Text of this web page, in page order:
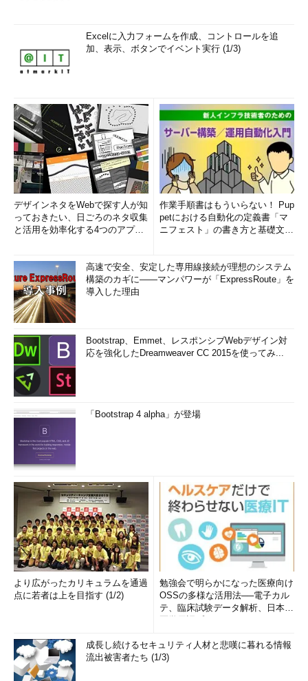
Excelに入力フォームを作成、コントロールを追
加、表示、ボタンでイベント実行 (1/3)
デザインネタをWebで探す人が知
っておきたい、日ごろのネタ収集
と活用を効率化する4つのアプリ
作業手順書はもういらない！ Pup
petにおける自動化の定義書「マ
ニフェスト」の書き方と基礎文法
高速で安全、安定した専用線接続が理想のシステム
構築のカギに――マンパワーが「ExpressRoute」を
導入した理由
Bootstrap、Emmet、レスポンシブWebデザイン対
応を強化したDreamweaver CC 2015を使ってみ...
「Bootstrap 4 alpha」が登場
より広がったカリキュラムを通過
点に若者は上を目指す (1/2)
勉強会で明らかになった医療向け
OSSの多様な活用法──電子カル
テ、臨床試験データ解析、日本語
成長し続けるセキュリティ人材と悲嘆に暮れる情報
流出被害者たち (1/3)